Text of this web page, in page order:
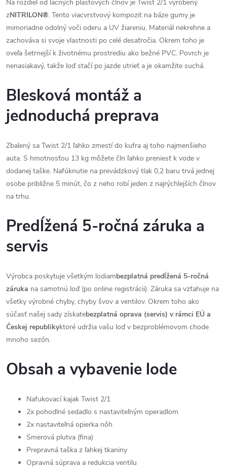
Na rozdiel od lacných plastových člnov je Twist 2/1 vyrobený
zNITRILON®. Tento viacvrstvový kompozit na báze gumy je
mimoriadne odolný voči oderu a UV žiareniu. Materiál nekrehne a
zachováva si svoje vlastnosti po celé desaťročia. Okrem toho je
oveľa šetrnejší k životnému prostrediu ako bežné PVC. Povrch je
nenasiakavý, takže loď stačí po jazde utrieť a je okamžite suchá.
Blesková montáž a
jednoduchá preprava
Zbalený sa Twist 2/1 ľahko zmestí do kufra aj toho najmenšieho
auta. S hmotnosťou 13 kg môžete čln ľahko preniesť k vode v
dodanej taške. Nafúknutie na prevádzkový tlak 0,2 baru trvá jednej
osobe približne 5 minút, čo z neho robí jeden z najrýchlejších člnov
na trhu.
Predĺžená 5-ročná záruka a
servis
Výrobca poskytuje všetkým lodiambezplatná predĺžená 5-ročná
záruka na samotnú loď (po online registrácii). Záruka sa vzťahuje na
všetky výrobné chyby, chyby švov a ventilov. Okrem toho ako
súčasť našej sady získatebezplatná oprava (servis) v rámci EÚ a
Českej republikyktoré udržia vašu loď v bezproblémovom chode
mnoho sezón.
Obsah a vybavenie lode
Nafukovací kajak Twist 2/1
2x pohodlné sedadlo s nastaviteľným operadlom
2x nastaviteľná opierka nôh
Smerová plutva (fina)
Prepravná taška z ľahkej tkaniny
Opravná súprava a redukcia ventilu